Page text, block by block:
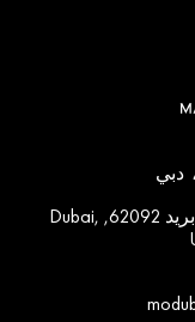
دبي
شارع شاطئ جميرا، جميرا 1، صندوق بريد 62092, Dubai,